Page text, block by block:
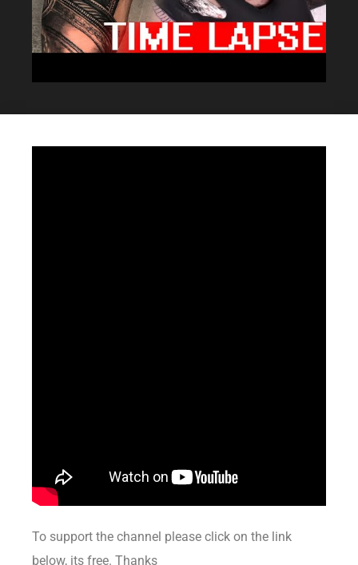
To support the channel please click on the link
below, its free. Thanks